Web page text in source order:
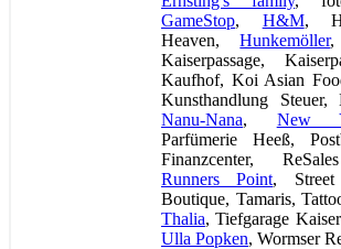
GameStop, H&M,
Heaven,Hunkemöller
Kaiserpassage,
Kaufhof, Koi Asian
Kunsthandlung
Nanu-Nana, New
Parfümerie Heeß,
Finanzcenter,
Runners Point, Street
Boutique, Tamaris,
Thalia, Tiefgarage
Ulla Popken, Wormser